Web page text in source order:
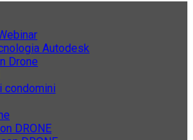
Autodesk
Drone
condomini
DRONE